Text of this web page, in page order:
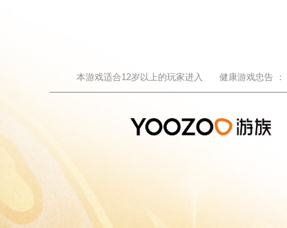
本游戏适合12岁以上的玩家进入 健康游戏忠告 ：